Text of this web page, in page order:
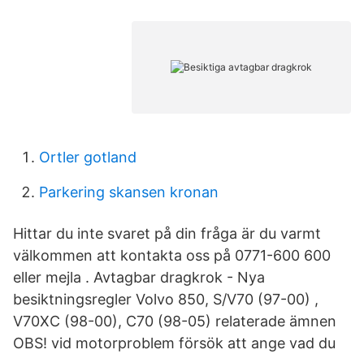
Ortler gotland
Parkering skansen kronan
Hittar du inte svaret på din fråga är du varmt
välkommen att kontakta oss på 0771-600 600
eller mejla . Avtagbar dragkrok - Nya
besiktningsregler Volvo 850, S/V70 (97-00) ,
V70XC (98-00), C70 (98-05) relaterade ämnen
OBS! vid motorproblem försök att ange vad du